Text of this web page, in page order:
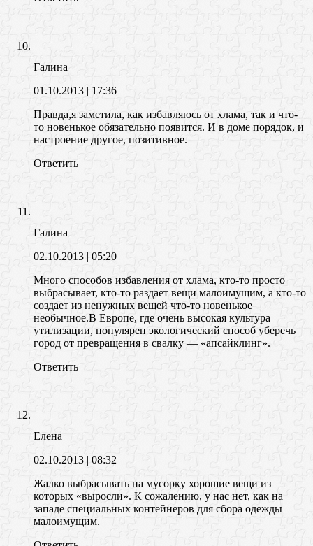
Галина
01.10.2013 | 17:36
Правда,я заметила, как избавляюсь от хлама, так и что-
то новенькое обязательно появится. И в доме порядок, и
настроение другое, позитивное.
Ответить
Галина
02.10.2013 | 05:20
Много способов избавления от хлама, кто-то просто
выбрасывает, кто-то раздает вещи малоимущим, а кто-то
создает из ненужных вещей что-то новенькое
необычное.В Европе, где очень высокая культура
утилизации, популярен экологический способ уберечь
город от превращения в свалку — «апсайклинг».
Ответить
Елена
02.10.2013 | 08:32
Жалко выбрасывать на мусорку хорошие вещи из
которых «выросли». К сожалению, у нас нет, как на
западе специальных контейнеров для сбора одежды
малоимущим.